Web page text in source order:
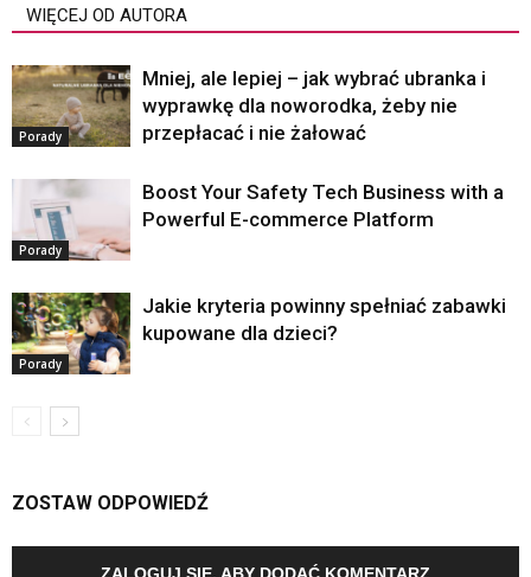
WIĘCEJ OD AUTORA
Porady
Mniej, ale lepiej – jak wybrać ubranka i
wyprawkę dla noworodka, żeby nie
przepłacać i nie żałować
Porady
Boost Your Safety Tech Business with a
Powerful E-commerce Platform
Porady
Jakie kryteria powinny spełniać zabawki
kupowane dla dzieci?
ZOSTAW ODPOWIEDŹ